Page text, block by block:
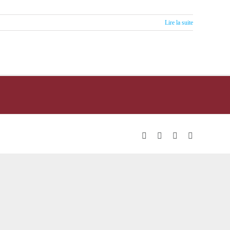
Lire la suite
FacebookLinkedInYouTube